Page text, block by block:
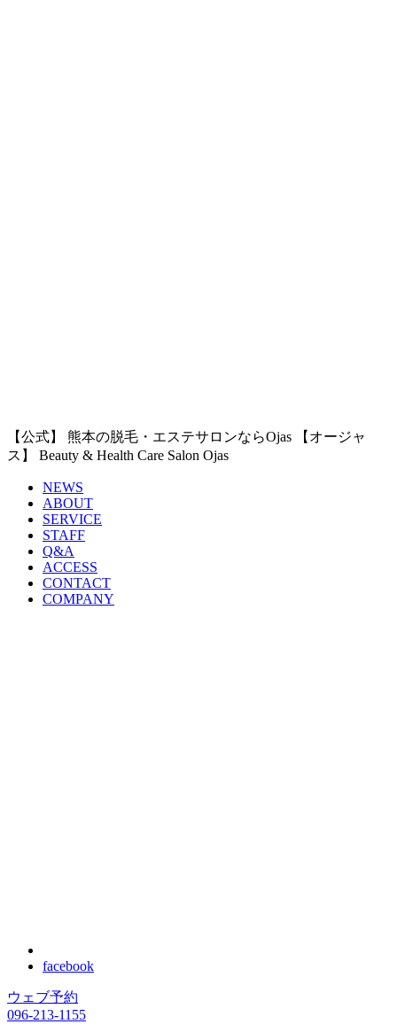
【公式】 熊本の脱毛・エステサロンならOjas 【オージャ
ス】 Beauty & Health Care Salon Ojas
NEWS
ABOUT
SERVICE
STAFF
Q&A
ACCESS
CONTACT
COMPANY
facebook
ウェブ予約
096-213-1155